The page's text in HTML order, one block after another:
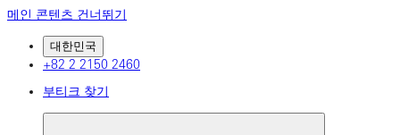
메인 콘텐츠 건너뛰기
대한민국
+82 2 2150 2460
부티크 찾기